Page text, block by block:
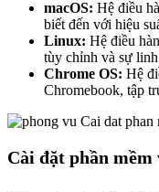
macOS: Hệ điều
biết đến với hiệu
Linux: Hệ điều
tùy chỉnh và sự
Chrome OS: Hệ
Chromebook, tập
Cài đặt phần mềm